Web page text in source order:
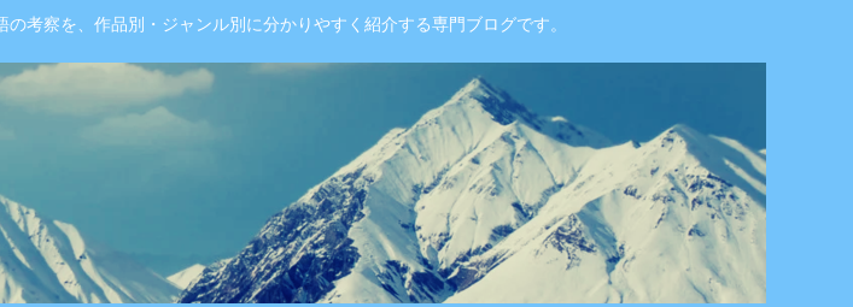
考察を、作品別・ジャンル別に分かりやすく紹介する専門ブログです。